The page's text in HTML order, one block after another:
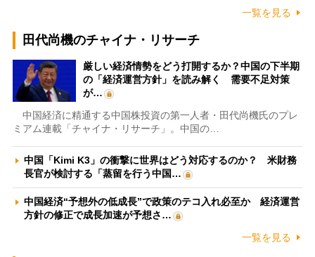
一覧を見る
田代尚機のチャイナ・リサーチ
厳しい経済情勢をどう打開するか？中国の下半期
の「経済運営方針」を読み解く 需要不足対策
が…
中国経済に精通する中国株投資の第一人者・田代尚機氏のプレ
ミアム連載「チャイナ・リサーチ」。中国の…
中国「Kimi K3」の衝撃に世界はどう対応するのか？ 米財務
長官が検討する「蒸留を行う中国…
中国経済“予想外の低成長”で政策のテコ入れ必至か 経済運営
方針の修正で成長加速が予想さ…
一覧を見る